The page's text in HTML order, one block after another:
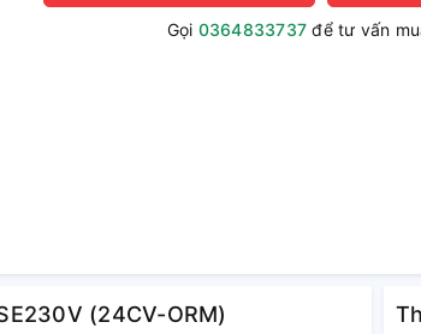
Gọi 0364833737 để tư vấn
(24CV-ORM)